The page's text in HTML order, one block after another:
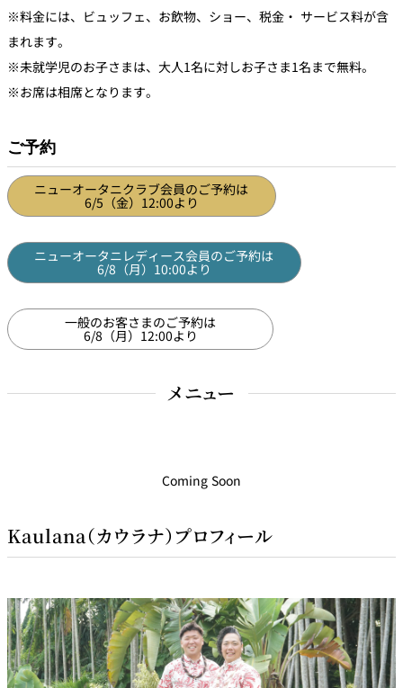
※料金には、ビュッフェ、お飲物、ショー、税金・ サービス料が含
まれます。
※未就学児のお子さまは、大人1名に対しお子さま1名まで無料。
※お席は相席となります。
ご予約
ニューオータニクラブ会員のご予約は
6/5（金）12:00より
ニューオータニレディース会員のご予約は
6/8（月）10:00より
一般のお客さまのご予約は
6/8（月）12:00より
メニュー
Coming Soon
Kaulana（カウラナ）プロフィール